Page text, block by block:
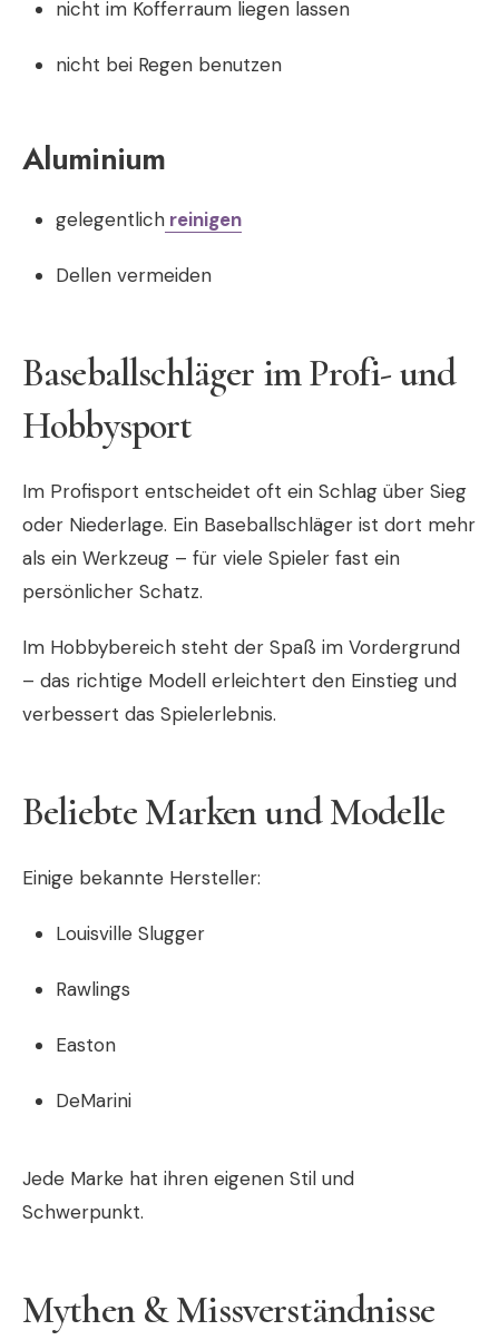
nicht im Kofferraum liegen lassen
nicht bei Regen benutzen
Aluminium
gelegentlich reinigen
Dellen vermeiden
Baseballschläger im Profi- und
Hobbysport
Im Profisport entscheidet oft ein Schlag über Sieg
oder Niederlage. Ein Baseballschläger ist dort mehr
als ein Werkzeug – für viele Spieler fast ein
persönlicher Schatz.
Im Hobbybereich steht der Spaß im Vordergrund
– das richtige Modell erleichtert den Einstieg und
verbessert das Spielerlebnis.
Beliebte Marken und Modelle
Einige bekannte Hersteller:
Louisville Slugger
Rawlings
Easton
DeMarini
Jede Marke hat ihren eigenen Stil und
Schwerpunkt.
Mythen & Missverständnisse